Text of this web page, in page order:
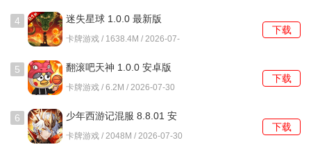
狴犴可以嘲讽目标，吸引敌方攻击，同时为自己提自己叠加
攻击加成，供免伤加成，蟠龙再提供破甲效果并阻止目标复
活，虎蛟提供冰冻控制，天狗群攻输出收割残血，最后九婴
可以提供治疗和免死效果，为朱雀的攻击叠加不断提供续航
力。
4 迷失星球 1.0.0 最新版
卡牌游戏 / 1638.4M / 2026-07-
下载
5 翻滚吧天神 1.0.0 安卓版
卡牌游戏 / 6.2M / 2026-07-30
下载
6
少年西游记混服 8.8.01 安
卓版
卡牌游戏 / 2048M / 2026-07-30
下载